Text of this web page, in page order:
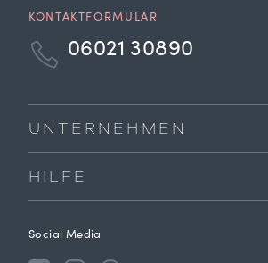
KONTAKTFORMULAR
06021 30890
UNTERNEHMEN
HILFE
Social Media